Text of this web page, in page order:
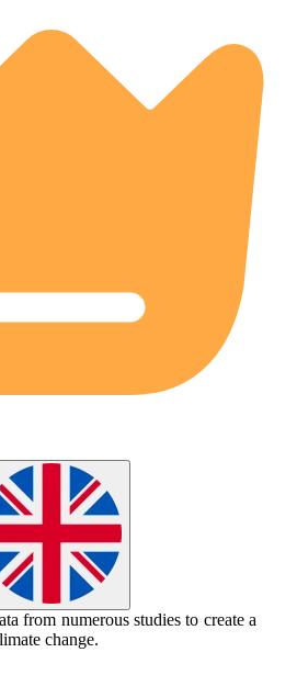
from numerous studies to create a
change.